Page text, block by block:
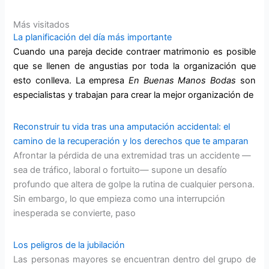
Más visitados
La planificación del día más importante
Cuando una pareja decide contraer matrimonio es posible
que se llenen de angustias por toda la organización que
esto conlleva. La empresa En Buenas Manos Bodas son
especialistas y trabajan para crear la mejor organización de
Reconstruir tu vida tras una amputación accidental: el
camino de la recuperación y los derechos que te amparan
Afrontar la pérdida de una extremidad tras un accidente —
sea de tráfico, laboral o fortuito— supone un desafío
profundo que altera de golpe la rutina de cualquier persona.
Sin embargo, lo que empieza como una interrupción
inesperada se convierte, paso
Los peligros de la jubilación
Las personas mayores se encuentran dentro del grupo de